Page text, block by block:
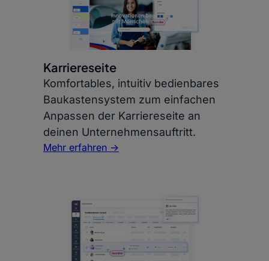
Karriereseite
Komfortables, intuitiv bedienbares
Baukastensystem zum einfachen
Anpassen der Karriereseite an
deinen Unternehmensauftritt.
Mehr erfahren ->